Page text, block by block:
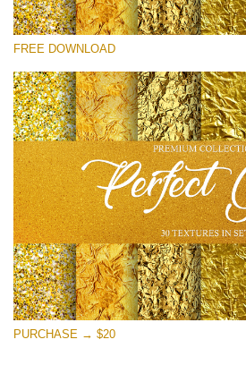
Por favor
Small 800*533px
Perfect Gold
(30 Textures)
Large 6000*4000px
Entire Collection
(1783 Overlays)
Large 6000*4000px
Descarga
FREE DOWNLOAD
PURCHASE → $20